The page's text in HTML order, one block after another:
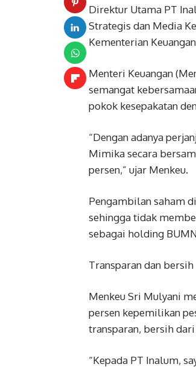
Direktur Utama PT
Strategis dan Media
Kementerian
Menteri Keuangan
semangat
pokok kesepakatan
“Dengan adanya
Mimika secara
persen,” ujar Menkeu.
Pengambilan saham
sehingga tidak
sebagai holding
Transparan dan bersih
Menkeu Sri Mulyani
persen kepemilikan
transparan, bersih
“Kepada PT Inalum,